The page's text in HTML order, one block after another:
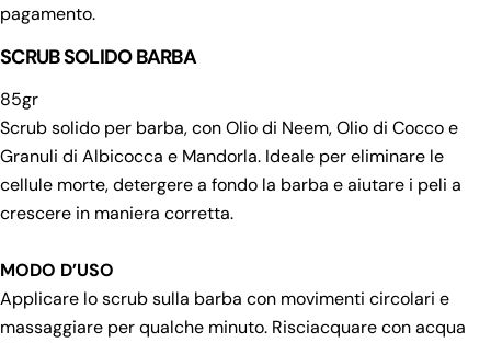
pagamento.
SCRUB SOLIDO BARBA
85gr
Scrub solido per barba, con Olio di Neem, Olio di Cocco e
Granuli di Albicocca e Mandorla. Ideale per eliminare le
cellule morte, detergere a fondo la barba e aiutare i peli a
crescere in maniera corretta.
MODO D’USO
Applicare lo scrub sulla barba con movimenti circolari e
massaggiare per qualche minuto. Risciacquare con acqua